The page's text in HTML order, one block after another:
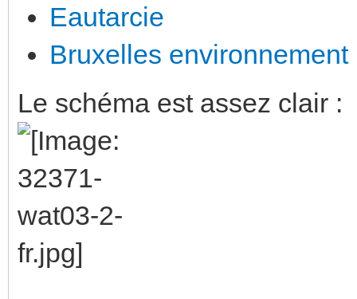
Eautarcie
Bruxelles environnement
Le schéma est assez clair :